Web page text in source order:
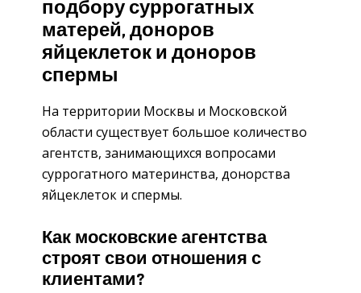
подбору суррогатных
матерей, доноров
яйцеклеток и доноров
спермы
На территории Москвы и Московской
области существует большое количество
агентств, занимающихся вопросами
суррогатного материнства, донорства
яйцеклеток и спермы.
Как московские агентства
строят свои отношения с
клиентами?